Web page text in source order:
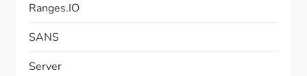
Ranges.IO
SANS
Server